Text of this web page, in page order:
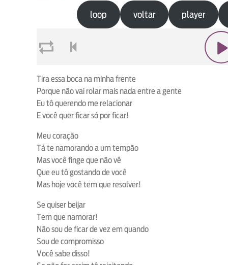
loop voltar player
Tira essa boca na minha frente
Porque não vai rolar mais nada entre a gente
Eu tô querendo me relacionar
E você quer ficar só por ficar!
Meu coração
Tá te namorando a um tempão
Mas você finge que não vê
Que eu tô gostando de você
Mas hoje você tem que resolver!
Se quiser beijar
Tem que namorar!
Não sou de ficar de vez em quando
Sou de compromisso
Você sabe disso!